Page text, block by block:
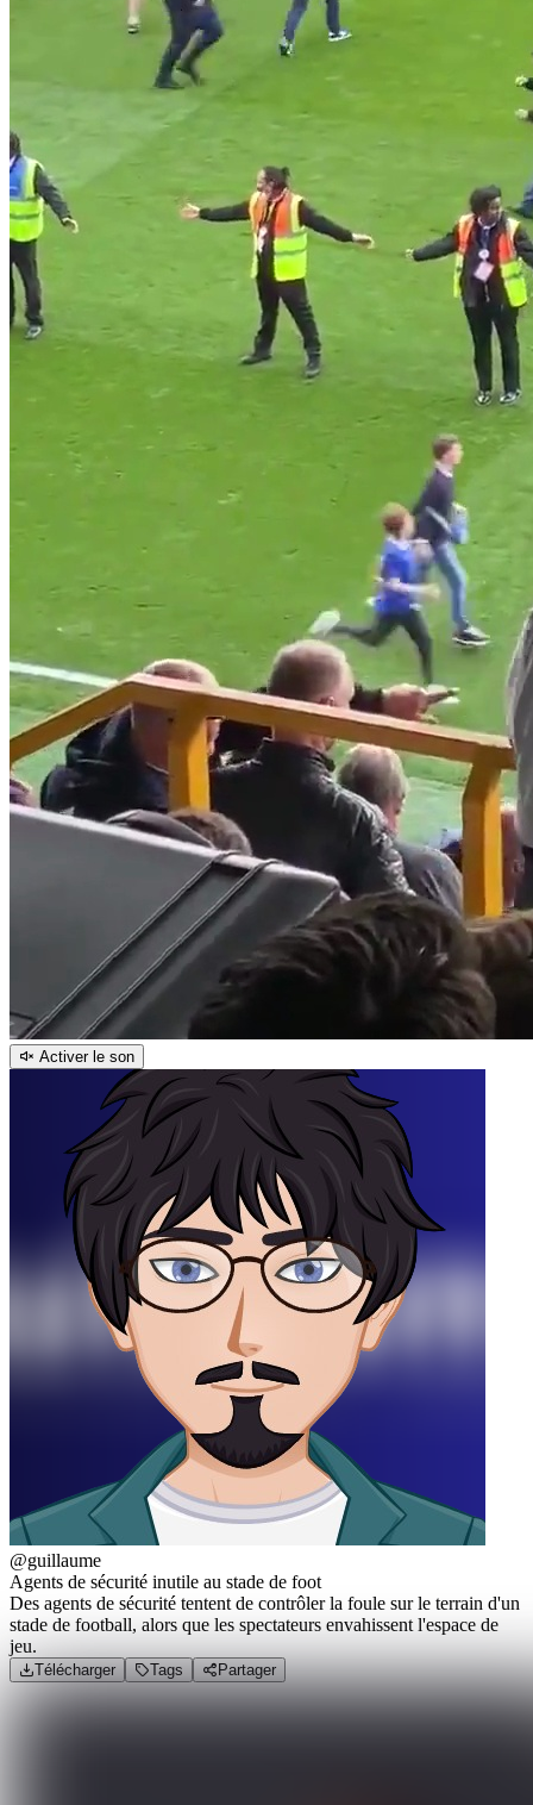
Activer le son
@guillaume
Agents de sécurité inutile au stade de foot
Des agents de sécurité tentent de contrôler la foule sur le terrain d'un
stade de football, alors que les spectateurs envahissent l'espace de
jeu.
Télécharger Tags Partager